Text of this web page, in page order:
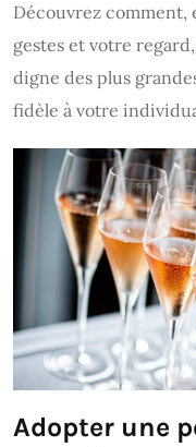
Découvrez comment,
gestes et votre
digne des plus
fidèle à votre
Adopter une